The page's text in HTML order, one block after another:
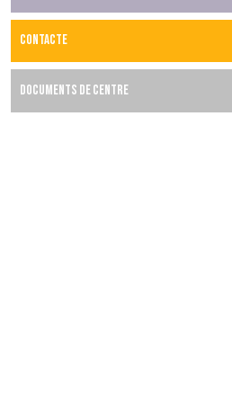
CONTACTE
DOCUMENTS DE CENTRE